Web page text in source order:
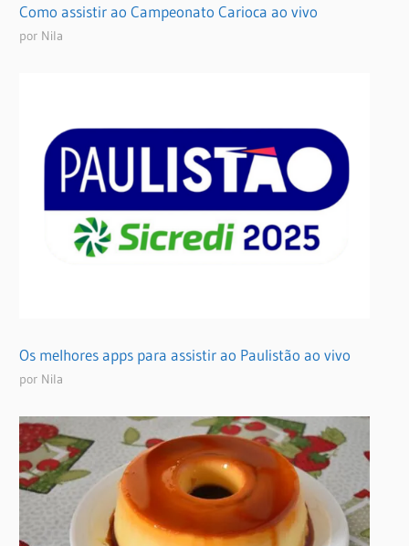
Como assistir ao Campeonato Carioca ao vivo
por Nila
Os melhores apps para assistir ao Paulistão ao vivo
por Nila